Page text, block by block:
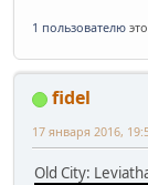
1 пользователю
fidel
17 января 2016,
Old City: